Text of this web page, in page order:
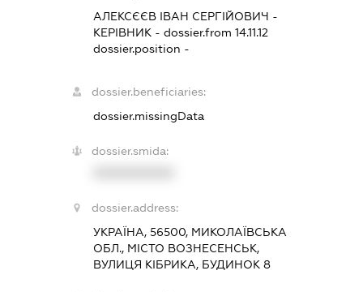
АЛЕКСЄЄВ ІВАН СЕРГІЙОВИЧ -
КЕРІВНИК- dossier.from 14.11.12
dossier.position -
dossier.beneficiaries:
dossier.missingData
dossier.smida:
dossier.address:
УКРАЇНА, 56500, МИКОЛАЇВСЬКА
ОБЛ., МІСТО ВОЗНЕСЕНСЬК,
ВУЛИЦЯ КІБРИКА, БУДИНОК 8